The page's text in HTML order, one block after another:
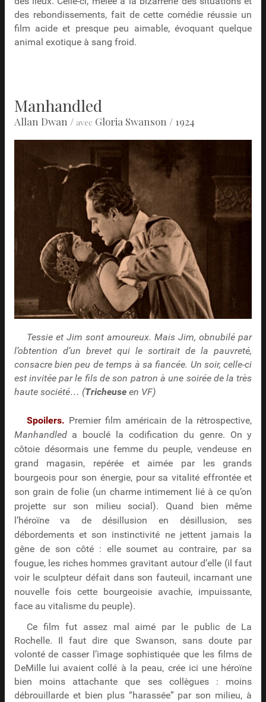
des rebondissements, fait de cette comédie réussie un
film acide et presque peu aimable, évoquant quelque
animal exotique à sang froid.
Manhandled
Allan Dwan / avec Gloria Swanson / 1924
Tessie et Jim sont amoureux. Mais Jim, obnubilé par
l’obtention d’un brevet qui le sortirait de la pauvreté,
consacre bien peu de temps à sa fiancée. Un soir, celle-ci
est invitée par le fils de son patron à une soirée de la très
haute société… (Tricheuseen VF)
Spoilers. Premier film américain de la rétrospective,
Manhandleda bouclé la codification du genre. On y
côtoie désormais une femme du peuple, vendeuse en
grand magasin, repérée et aimée par les grands
bourgeois pour son énergie, pour sa vitalité effrontée et
son grain de folie (un charme intimement lié à ce qu’on
projette sur son milieu social). Quand bien même
l’héroïne va de désillusion en désillusion, ses
débordements et son instinctivité ne jettent jamais la
gêne de son côté : elle soumet au contraire, par sa
fougue, les riches hommes gravitant autour d’elle (il faut
voir le sculpteur défait dans son fauteuil, incarnant une
nouvelle fois cette bourgeoisie avachie, impuissante,
face au vitalisme du peuple).
Ce film fut assez mal aimé par le public de La
Rochelle. Il faut dire que Swanson, sans doute par
volonté de casser l’image sophistiquée que les films de
DeMille lui avaient collé à la peau, crée ici une héroïne
bien moins attachante que ses collègues : moins
débrouillarde et bien plus “harassée” par son milieu, à